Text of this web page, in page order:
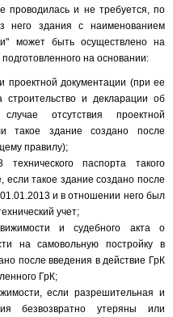
проводилась и не требуется, по
него здания с наименованием
может быть осуществлено на
на основании:
проектной документации (при ее
и декларации об
отсутствия проектной
такое здание создано после
правилу);
технического паспорта такого
если такое здание создано после
и в отношении него был
учет;
и судебного акта о
на самовольную постройку в
после введения в действие ГрК
ГрК;
если разрешительная и
безвозвратно утеряны или